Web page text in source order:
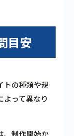
目安
トの種類や規
って異なり
、制作開始か